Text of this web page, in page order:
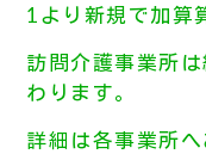
1より新規で加算
訪問介護事業所
わります。
詳細は各事業所